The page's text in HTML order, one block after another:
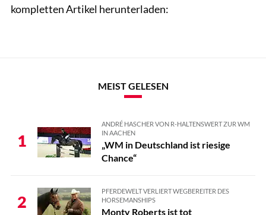
kompletten Artikel herunterladen:
MEIST GELESEN
1
ANDRÉ HASCHER VON R-HALTENSWERT ZUR WM
IN AACHEN
„WM in Deutschland ist riesige
Chance“
2
PFERDEWELT VERLIERT WEGBEREITER DES
HORSEMANSHIPS
Monty Roberts ist tot